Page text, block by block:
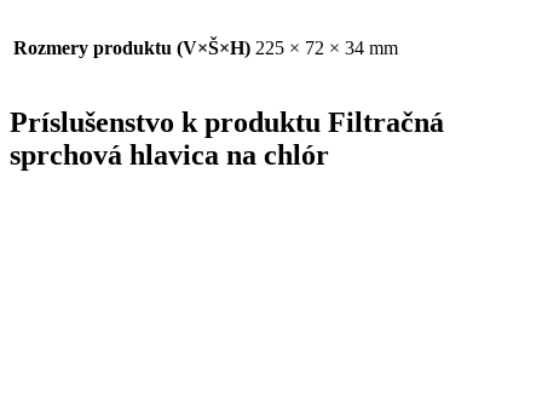
Rozmery produktu (V×Š×H) 225 × 72 × 34 mm
Príslušenstvo k produktu Filtračná
sprchová hlavica na chlór